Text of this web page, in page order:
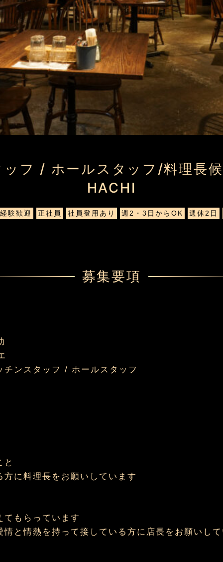
ッフ / ホールスタッフ/料理長
HACHI
験歓迎 正社員 社員登用あり 週2・3日からOK 週休2日
募集要項
チンスタッフ / ホールスタッフ
と
に料理長をお願いしています
てもらっています
と情熱を持って接している方に店長をお願いし